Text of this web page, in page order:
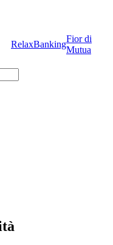
RelaxBanking
Fior di
Mutua